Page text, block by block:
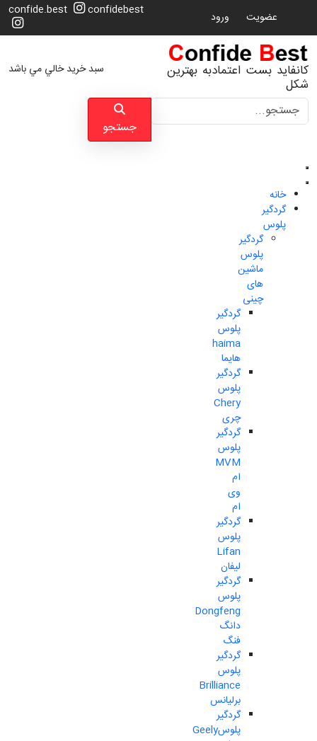
عضویت ورود confide.best confidebest
کانفاید بست اعتمادبه بهترین
شکل
جستجو
جستجو
سبد خرید خالي مي باشد
خانه
گردگیر
پلوس
گردگیر
پلوس
ماشین
های
چینی
گردگیر
پلوس
haima
هایما
گردگیر
پلوس
Chery
چری
گردگیر
پلوس
MVM
ام
وی
ام
گردگیر
پلوس
Lifan
لیفان
گردگیر
پلوس
Dongfeng
دانگ
فنگ
گردگیر
پلوس
Brilliance
برلیانس
گردگیر
پلوسGeely